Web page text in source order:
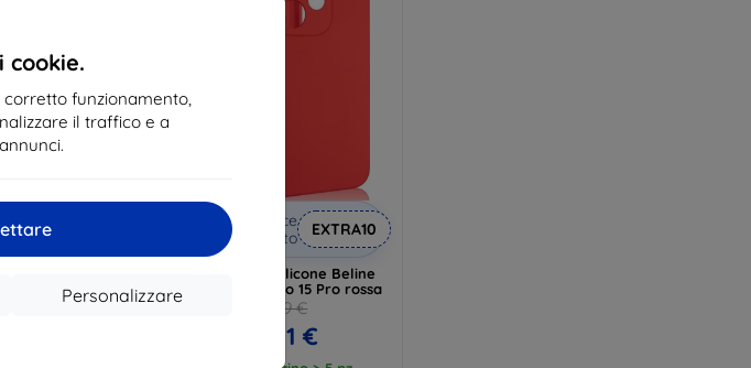
cookie.
funzionamento,
il traffico e a
Personalizzare
Codice
sconto
Reno 15 Pro nera
9,89 €
-10%
Codice
sconto
EXTRA10
Custodia in silicone Beline
per Oppo Reno 15 Pro rossa
9,89 €
8,91 €